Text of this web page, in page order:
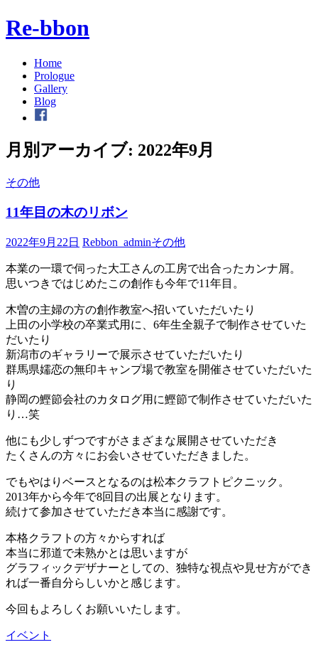
Re-bbon
Home
Prologue
Gallery
Blog
月別アーカイブ: 2022年9月
その他
11年目の木のリボン
2022年9月22日 Rebbon_adminその他
本業の一環で伺った大工さんの工房で出合ったカンナ屑。
思いつきではじめたこの創作も今年で11年目。
木曽の主婦の方の創作教室へ招いていただいたり
上田の小学校の卒業式用に、6年生全親子で制作させていた
だいたり
新潟市のギャラリーで展示させていただいたり
群馬県嬬恋の無印キャンプ場で教室を開催させていただいた
り
静岡の鰹節会社のカタログ用に鰹節で制作させていただいた
り…笑
他にも少しずつですがさまざまな展開させていただき
たくさんの方々にお会いさせていただきました。
でもやはりベースとなるのは松本クラフトピクニック。
2013年から今年で8回目の出展となります。
続けて参加させていただき本当に感謝です。
本格クラフトの方々からすれば
本当に邪道で未熟かとは思いますが
グラフィックデザナーとしての、独特な視点や見せ方ができ
れば一番自分らしいかと感じます。
今回もよろしくお願いいたします。
イベント